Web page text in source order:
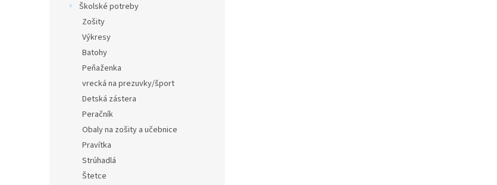
Školské potreby
Zošity
Výkresy
Batohy
Peňaženka
vrecká na prezuvky/šport
Detská zástera
Peračník
Obaly na zošity a učebnice
Pravítka
Strúhadlá
Štetce